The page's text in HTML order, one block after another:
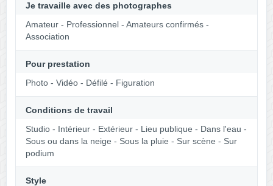
Je travaille avec des photographes
Amateur - Professionnel - Amateurs confirmés -
Association
Pour prestation
Photo - Vidéo - Défilé - Figuration
Conditions de travail
Studio - Intérieur - Extérieur - Lieu publique - Dans l'eau -
Sous ou dans la neige - Sous la pluie - Sur scène - Sur
podium
Style